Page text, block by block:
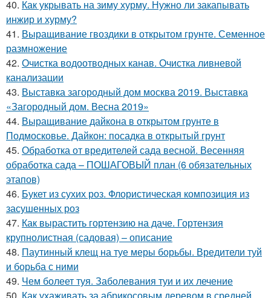
40. Как укрывать на зиму хурму. Нужно ли закапывать
инжир и хурму?
41. Выращивание гвоздики в открытом грунте. Семенное
размножение
42. Очистка водоотводных канав. Очистка ливневой
канализации
43. Выставка загородный дом москва 2019. Выставка
«Загородный дом. Весна 2019»
44. Выращивание дайкона в открытом грунте в
Подмосковье. Дайкон: посадка в открытый грунт
45. Обработка от вредителей сада весной. Весенняя
обработка сада – ПОШАГОВЫЙ план (6 обязательных
этапов)
46. Букет из сухих роз. Флористическая композиция из
засушенных роз
47. Как вырастить гортензию на даче. Гортензия
крупнолистная (садовая) – описание
48. Паутинный клещ на туе меры борьбы. Вредители туй
и борьба с ними
49. Чем болеет туя. Заболевания туи и их лечение